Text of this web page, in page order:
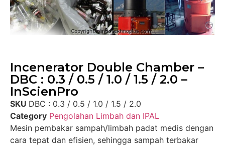
Incenerator Double Chamber –
DBC : 0.3 / 0.5 / 1.0 / 1.5 / 2.0 –
InScienPro
SKU DBC : 0.3 / 0.5 / 1.0 / 1.5 / 2.0
Category Pengolahan Limbah dan IPAL
Mesin pembakar sampah/limbah padat medis dengan
cara tepat dan efisien, sehingga sampah terbakar